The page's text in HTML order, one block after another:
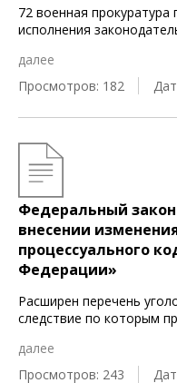
72 военная прокуратура
исполнения
далее
Просмотров: 182
Федеральный закон
внесении
процессуального
Федерации»
Расширен перечень
следствие по которым
далее
Просмотров: 243